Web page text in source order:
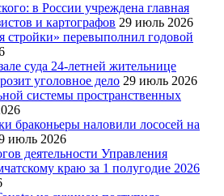
в России учреждена главная
и картографов 29 июль 2026
стройки» перевыполнил годовой
суда 24-летней жительнице
уголовное дело 29 июль 2026
системы пространственных
браконьеры наловили лососей на
июль 2026
деятельности Управления
краю за 1 полугодие 2026